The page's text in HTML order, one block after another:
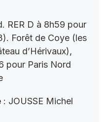
RER D à 8h59 pour
Forêt de Coye (les
d’Hérivaux),
pour Paris Nord
: JOUSSE Michel